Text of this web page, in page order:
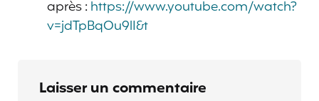
après : https://www.youtube.com/watch?
v=jdTpBqOu9lI&t
Laisser un commentaire